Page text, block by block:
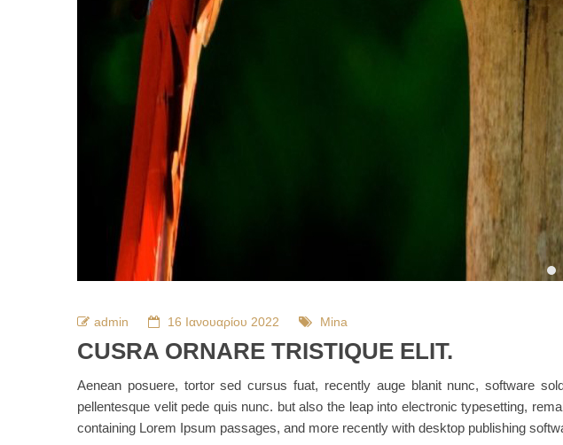
admin 16 Ιανουαρίου 2022 Mina
CUSRA ORNARE TRISTIQUE ELIT.
Aenean posuere, tortor sed cursus fuat, recently auge blanit nunc, software
pellentesque velit pede quis nunc. but also the leap into electronic typesetting,
containing Lorem Ipsum passages, and more recently with desktop publishing